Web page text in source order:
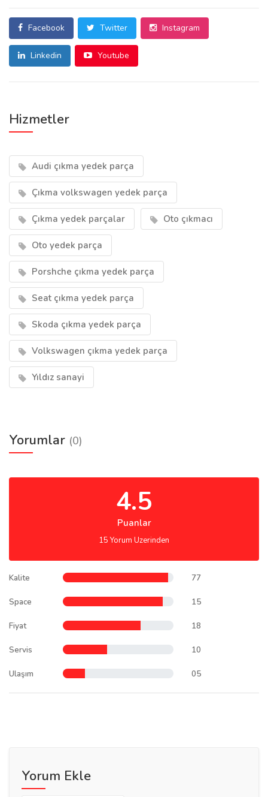
Facebook Twitter Instagram
Linkedin Youtube
Hizmetler
Audi çıkma yedek parça
Çıkma volkswagen yedek parça
Çıkma yedek parçalar Oto çıkmacı
Oto yedek parça
Porshche çıkma yedek parça
Seat çıkma yedek parça
Skoda çıkma yedek parça
Volkswagen çıkma yedek parça
Yıldız sanayi
Yorumlar (0)
4.5
Puanlar
15 Yorum Uzerinden
Kalite 77
Space 15
Fiyat 18
Servis 10
Ulaşım 05
Yorum Ekle